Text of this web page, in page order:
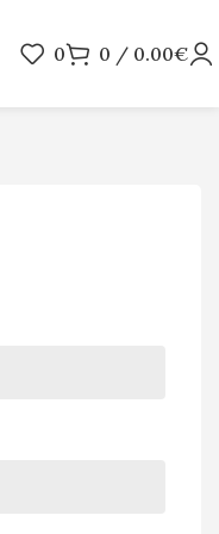
0 0 / 0.00€